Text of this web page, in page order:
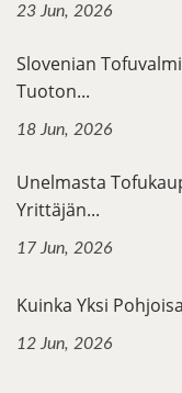
23 Jun, 2026
Slovenian
Tuoton...
18 Jun, 2026
Unelmasta
Yrittäjän...
17 Jun, 2026
Kuinka Yksi
12 Jun, 2026